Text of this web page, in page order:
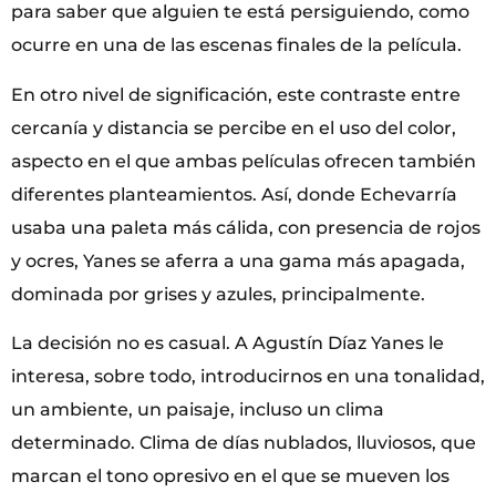
para saber que alguien te está persiguiendo, como
ocurre en una de las escenas finales de la película.
En otro nivel de significación, este contraste entre
cercanía y distancia se percibe en el uso del color,
aspecto en el que ambas películas ofrecen también
diferentes planteamientos. Así, donde Echevarría
usaba una paleta más cálida, con presencia de rojos
y ocres, Yanes se aferra a una gama más apagada,
dominada por grises y azules, principalmente.
La decisión no es casual. A Agustín Díaz Yanes le
interesa, sobre todo, introducirnos en una tonalidad,
un ambiente, un paisaje, incluso un clima
determinado. Clima de días nublados, lluviosos, que
marcan el tono opresivo en el que se mueven los